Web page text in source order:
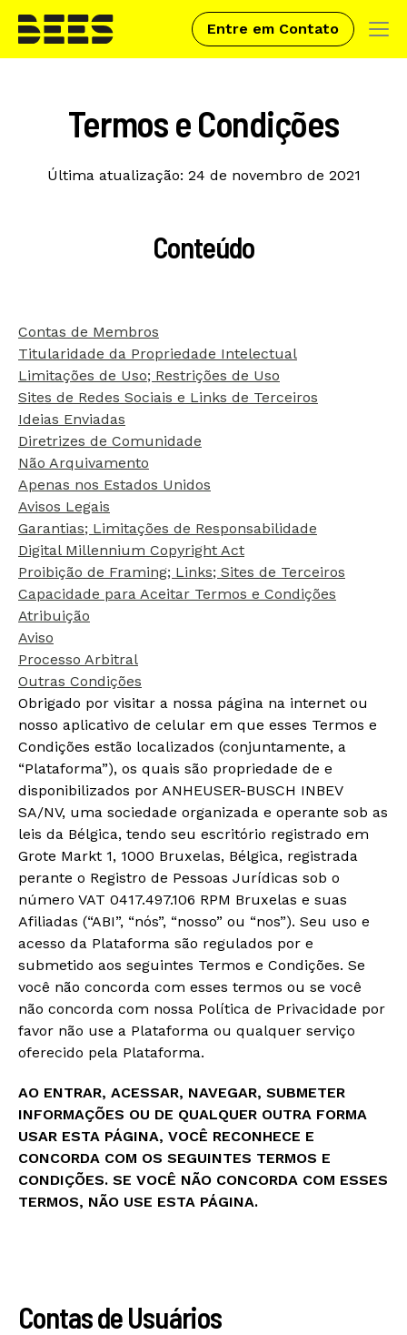
Entre em Contato
Termos e Condições
Última atualização: 24 de novembro de 2021
Conteúdo
Contas de Membros
Titularidade da Propriedade Intelectual
Limitações de Uso; Restrições de Uso
Sites de Redes Sociais e Links de Terceiros
Ideias Enviadas
Diretrizes de Comunidade
Não Arquivamento
Apenas nos Estados Unidos
Avisos Legais
Garantias; Limitações de Responsabilidade
Digital Millennium Copyright Act
Proibição de Framing; Links; Sites de Terceiros
Capacidade para Aceitar Termos e Condições
Atribuição
Aviso
Processo Arbitral
Outras Condições
Obrigado por visitar a nossa página na internet ou
nosso aplicativo de celular em que esses Termos e
Condições estão localizados (conjuntamente, a
“Plataforma”), os quais são propriedade de e
disponibilizados por ANHEUSER-BUSCH INBEV
SA/NV, uma sociedade organizada e operante sob as
leis da Bélgica, tendo seu escritório registrado em
Grote Markt 1, 1000 Bruxelas, Bélgica, registrada
perante o Registro de Pessoas Jurídicas sob o
número VAT 0417.497.106 RPM Bruxelas e suas
Afiliadas (“ABI”, “nós”, “nosso” ou “nos”). Seu uso e
acesso da Plataforma são regulados por e
submetido aos seguintes Termos e Condições. Se
você não concorda com esses termos ou se você
não concorda com nossa Política de Privacidade por
favor não use a Plataforma ou qualquer serviço
oferecido pela Plataforma.
AO ENTRAR, ACESSAR, NAVEGAR, SUBMETER
INFORMAÇÕES OU DE QUALQUER OUTRA FORMA
USAR ESTA PÁGINA, VOCÊ RECONHECE E
CONCORDA COM OS SEGUINTES TERMOS E
CONDIÇÕES. SE VOCÊ NÃO CONCORDA COM ESSES
TERMOS, NÃO USE ESTA PÁGINA.
Contas de Usuários